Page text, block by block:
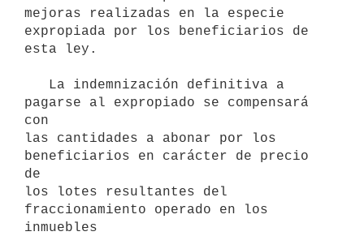
mejoras realizadas en la especie
expropiada por los beneficiarios de
esta ley.
pagarse al expropiado se compensará
con
las cantidades a abonar por los
beneficiarios en carácter de precio
de
los lotes resultantes del
fraccionamiento operado en los
inmuebles